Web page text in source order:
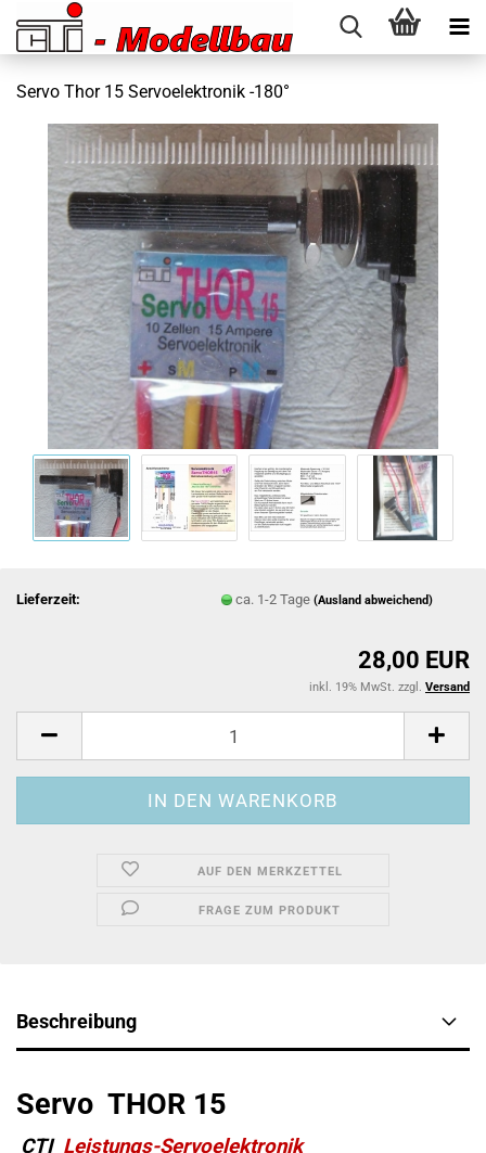
Servo Thor 15 Servoelektronik -180°
Lieferzeit: ca. 1-2 Tage(Ausland abweichend)
28,00 EUR
inkl. 19% MwSt. zzgl. Versand
AUF DEN MERKZETTEL
FRAGE ZUM PRODUKT
Beschreibung
Servo THOR 15
CTI Leistungs-Servoelektronik